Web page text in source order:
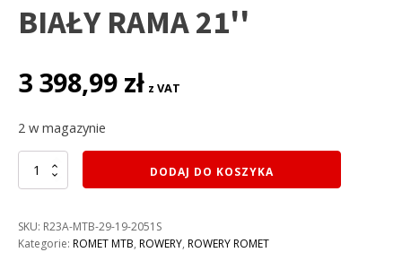
BIAŁY RAMA 21''
3 398,99 zł z VAT
2 w magazynie
ilość
ROWER
M2
KOLOR:
DODAJ DO KOSZYKA
SKU: R23A-MTB-29-19-2051S
Kategorie: ROMET MTB, ROWERY, ROWERY ROMET